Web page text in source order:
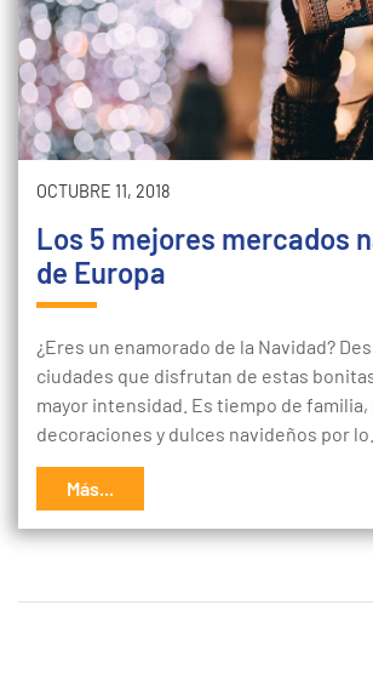
OCTUBRE 11, 2018
Los 5 mejores mercados
de Europa
¿Eres un enamorado de la Navidad?
ciudades que disfrutan de estas
mayor intensidad. Es tiempo de familia,
decoraciones y dulces navideños por lo…
Más...